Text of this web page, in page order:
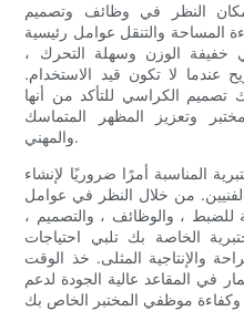
النظر في وظائف وتصميم
المساحة والتنقل عوامل رئيسية
خفيفة الوزن وسهلة التحرك ،
عندما لا تكون قيد الاستخدام.
تصميم الكراسي للتأكد من أنها
وتعزيز المظهر المتماسك
والمهني.
المناسبة أمرًا ضروريًا لإنشاء
من خلال النظر في عوامل
للضبط ، والوظائف ، والتصميم ،
الخاصة بك تلبي احتياجات
والإنتاجية المثلى. خذ الوقت
في المقاعد عالية الجودة لدعم